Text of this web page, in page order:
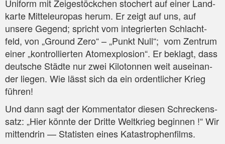
Uni­form mit Zei­ge­stöck­chen sto­chert auf einer Land­
kar­te Mit­tel­eu­ro­pas her­um. Er zeigt auf uns, auf
unse­re Gegend; spricht vom inte­grier­ten Schlacht­
feld, von „Ground Zero“ – „Punkt Null“; vom Zen­trum
einer „kon­trol­lier­ten Atom­ex­plo­si­on“. Er beklagt, dass
deut­sche Städ­te nur zwei Kilo­ton­nen weit aus­ein­an­
der lie­gen. Wie lässt sich da ein ordent­li­cher Krieg
führen!
Und dann sagt der Kom­men­ta­tor die­sen Schre­ckens­
satz: „Hier könn­te der Drit­te Welt­krieg begin­nen !“ Wir
mit­ten­drin — Sta­tis­ten eines Katastrophenfilms.